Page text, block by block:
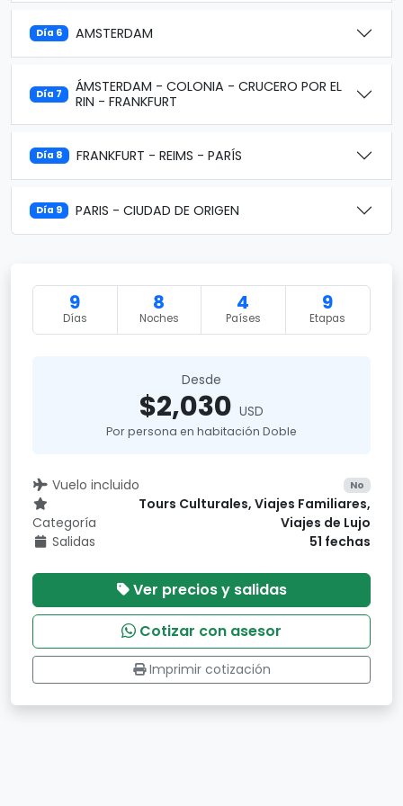
Día 6 AMSTERDAM
Día 7
ÁMSTERDAM - COLONIA - CRUCERO POR EL
RIN - FRANKFURT
Día 8 FRANKFURT - REIMS - PARÍS
Día 9 PARIS - CIUDAD DE ORIGEN
9
Días
8
Noches
4
Países
9
Etapas
Desde
$2,030 USD
Por persona en habitación Doble
Vuelo incluido No
Categoría
Tours Culturales, Viajes Familiares,
Viajes de Lujo
Salidas
51 fechas
Ver precios y salidas
Cotizar con asesor
Imprimir cotización